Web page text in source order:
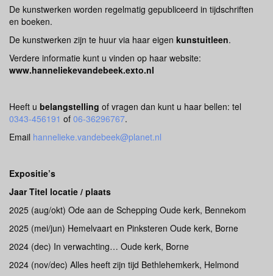
De kunstwerken worden regelmatig gepubliceerd in tijdschriften
en boeken.
De kunstwerken zijn te huur via haar eigen kunstuitleen.
Verdere informatie kunt u vinden op haar website:
www.hanneliekevandebeek.exto.nl
Heeft u belangstelling of vragen dan kunt u haar bellen: tel
0343-456191 of 06-36296767.
Email hannelieke.vandebeek@planet.nl
Expositie’s
Jaar Titel locatie / plaats
2025 (aug/okt) Ode aan de Schepping Oude kerk, Bennekom
2025 (mei/jun) Hemelvaart en Pinksteren Oude kerk, Borne
2024 (dec) In verwachting… Oude kerk, Borne
2024 (nov/dec) Alles heeft zijn tijd Bethlehemkerk, Helmond